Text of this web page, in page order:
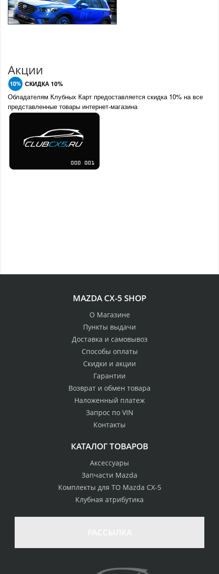
стоимости
товаром
Гарантия качества
Профессиональная
Акции
СКИДКА 10%
Обладателям Клубных Карт предоставляется скидка 10% на все
представленные товары интернет-магазина
MAZDA CX-5 SHOP
О Магазине
Пункты выдачи
Доставка и самовывоз
Способы оплаты
Скидки и акции
Гарантии
Возврат и обмен товара
Наложенный платеж
Запрос по VIN
Контакты
КАТАЛОГ ТОВАРОВ
Аксессуары
Запчасти Mazda
Комплекты для ТО Mazda CX-5
Клубная атрибутика